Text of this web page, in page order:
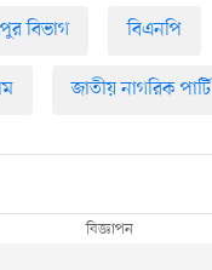
বিভাগ বিএনপি
জাতীয় নাগরিক পার্টি